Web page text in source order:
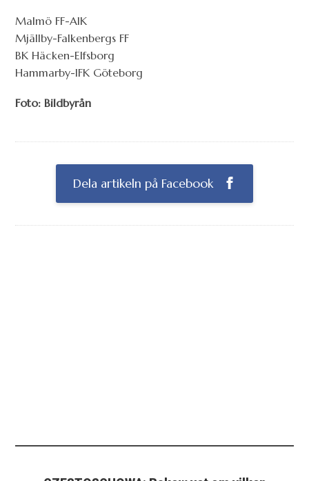
Malmö FF-AIK
Mjällby-Falkenbergs FF
BK Häcken-Elfsborg
Hammarby-IFK Göteborg
Foto: Bildbyrån
Dela artikeln på Facebook